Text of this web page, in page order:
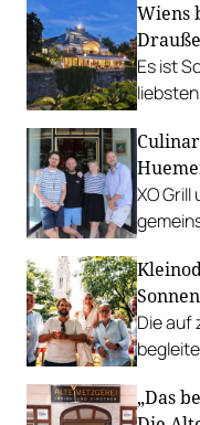
Wiens
Es ist
XO
u.v.m.
Die auf
mit
„Das